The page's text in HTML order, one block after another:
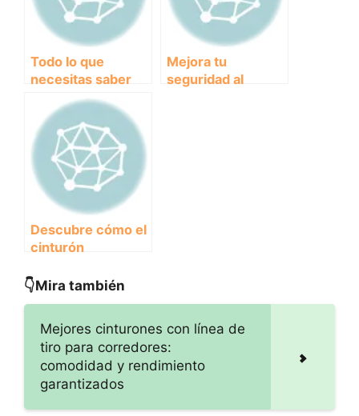
Todo lo que
necesitas saber
sobre los
cinturones
ajustables para
corredor
Mejora tu
seguridad al
Descubre cómo el
cinturón
corredor puede
👇Mira también
Mejores cinturones con línea de
tiro para corredores:
comodidad y rendimiento
garantizados